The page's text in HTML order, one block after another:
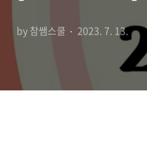
by 참쌤스쿨 2023. 7. 13.